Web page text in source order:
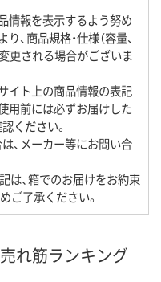
情報を表示するよう努め
、商品規格・仕様（容量、
更される場合がございま
イト上の商品情報の表記
用前には必ずお届けした
ください。
、メーカー等にお問い合
は、箱でのお届けをお約束
ご了承ください。
れ筋ランキング